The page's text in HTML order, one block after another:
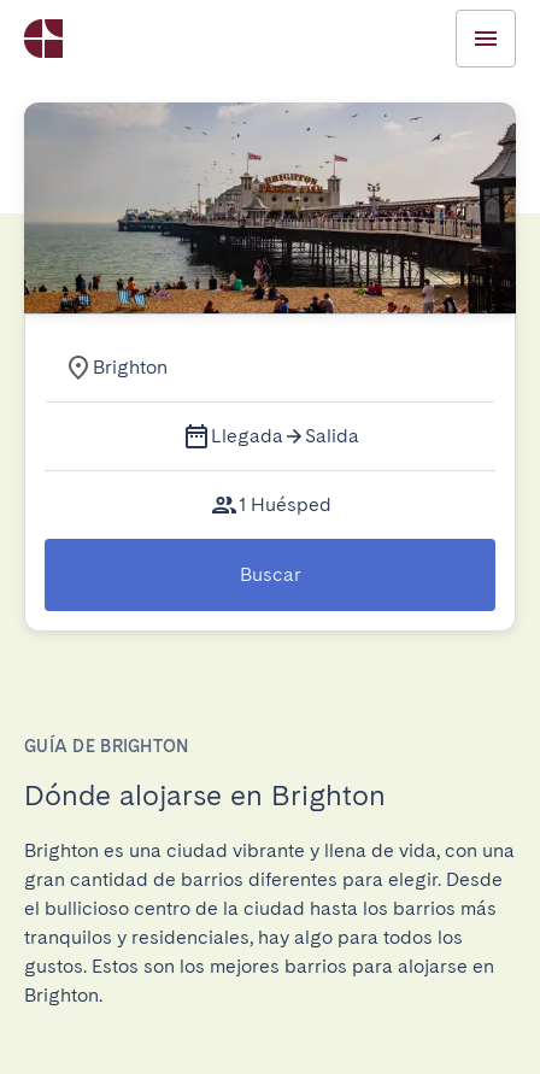
Brighton
Llegada Salida
1 Huésped
Buscar
GUÍA DE BRIGHTON
Dónde alojarse en Brighton
Brighton es una ciudad vibrante y llena de vida, con una
gran cantidad de barrios diferentes para elegir. Desde
el bullicioso centro de la ciudad hasta los barrios más
tranquilos y residenciales, hay algo para todos los
gustos. Estos son los mejores barrios para alojarse en
Brighton.